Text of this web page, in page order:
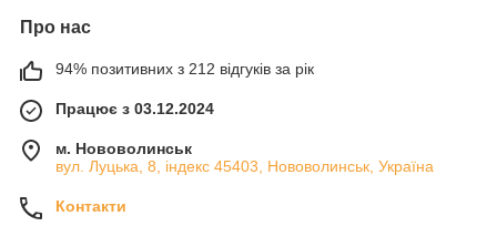
Про нас
94% позитивних з 212 відгуків за рік
Працює з 03.12.2024
м. Нововолинськ
вул. Луцька, 8, індекс 45403, Нововолинськ, Україна
Контакти